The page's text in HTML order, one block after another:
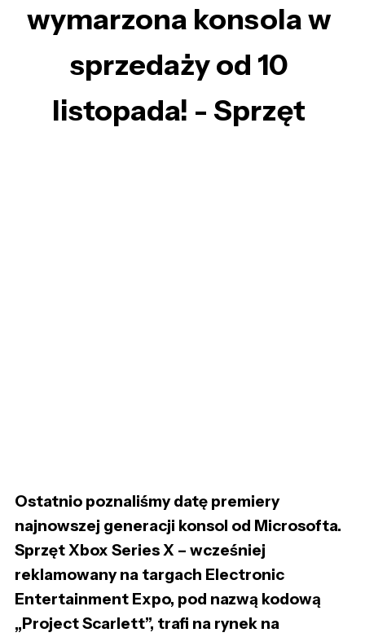
wymarzona konsola w
sprzedaży od 10
listopada! - Sprzęt
Ostatnio poznaliśmy datę premiery
najnowszej generacji konsol od Microsofta.
Sprzęt Xbox Series X – wcześniej
reklamowany na targach Electronic
Entertainment Expo, pod nazwą kodową
„Project Scarlett”, trafi na rynek na